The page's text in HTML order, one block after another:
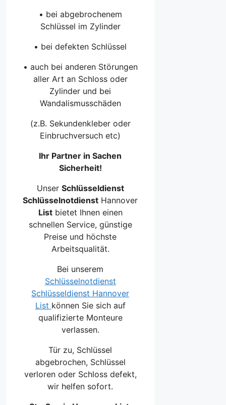
• bei abgebrochenem
Schlüssel im Zylinder
• bei defekten Schlüssel
• auch bei anderen Störungen
aller Art an Schloss oder
Zylinder und bei
Wandalismusschäden
(z.B. Sekundenkleber oder
Einbruchversuch etc)
Ihr Partner in Sachen
Sicherheit!
Unser Schlüsseldienst
Schlüsselnotdienst Hannover
Listbietet Ihnen einen
schnellen Service, günstige
Preise und höchste
Arbeitsqualität.
Bei unserem
Schlüsselnotdienst
Schlüsseldienst Hannover
List können Sie sich auf
qualifizierte Monteure
verlassen.
Tür zu, Schlüssel
abgebrochen, Schlüssel
verloren oder Schloss defekt,
wir helfen sofort.